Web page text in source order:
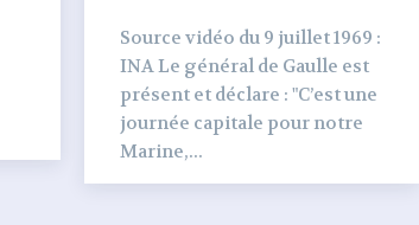
Source vidéo du 9 juillet 1969 :
INA Le général de Gaulle est
présent et déclare : "C’est une
journée capitale pour notre
Marine,...